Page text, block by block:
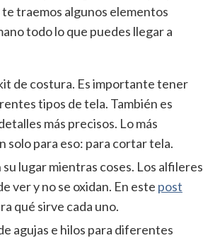
traemos algunos elementos
todo lo que puedes llegar a
de costura. Es importante tener
tipos de tela. También es
más precisos. Lo más
solo para eso: para cortar tela.
lugar mientras coses. Los alfileres
ver y no se oxidan. En este post
qué sirve cada uno.
agujas e hilos para diferentes